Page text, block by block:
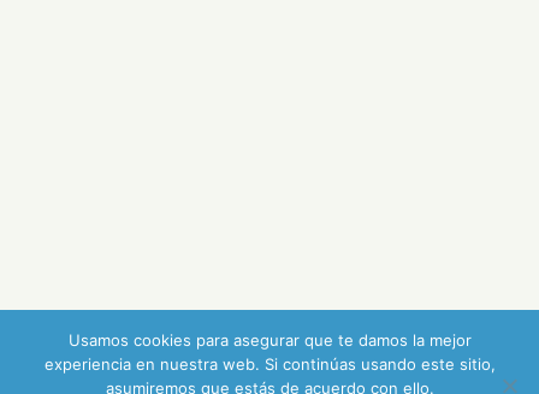
Usamos cookies para asegurar que te damos la mejor
experiencia en nuestra web. Si continúas usando este sitio,
asumiremos que estás de acuerdo con ello.